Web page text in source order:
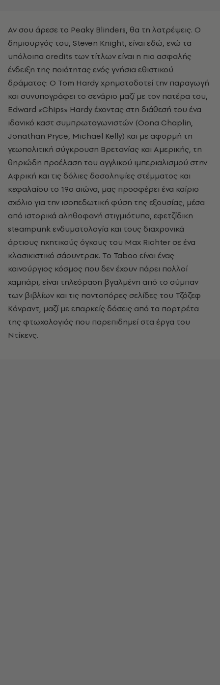
Αν σου άρεσε το Peaky Blinders, θα τη λατρέψεις. Ο
δημιουργός του, Steven Knight, είναι εδώ, ενώ τα
υπόλοιπα credits των τίτλων είναι η πιο ασφαλής
ένδειξη της ποιότητας ενός γνήσια εθιστικού
δράματος: Ο Tom Hardy χρηματοδοτεί την παραγωγή
και συνυπογράφει το σενάριο μαζί με τον πατέρα του,
Edward «Chips» Hardy έχοντας στη διάθεσή του ένα
ιδανικό καστ συμπρωταγωνιστών (Oona Chaplin,
Jonathan Pryce, Michael Kelly) και με αφορμή τη
γεωπολιτική σύγκρουση Βρετανίας και Αμερικής, τη
θηριώδη προέλαση του αγγλικού ιμπεριαλισμού στην
Αφρική και τις δόλιες δοσοληψίες στέμματος και
κεφαλαίου το 19ο αιώνα, μας προσφέρει ένα καίριο
σχόλιο για την ισοπεδωτική φύση της εξουσίας, μέσα
από ιστορικά αληθοφανή στιγμιότυπα, εφετζίδικη
steampunk ενδυματολογία και τους διαχρονικά
άρτιους ηχητικούς όγκους του Max Richter σε ένα
κλασικιστικό σάουντρακ. Το Taboo είναι ένας
καινούργιος κόσμος που δεν έχουν πάρει πολλοί
χαμπάρι, είναι τηλεόραση βγαλμένη από το σύμπαν
των βιβλίων και τις ποντοπόρες σελίδες του Τζόζεφ
Κόνραντ, μαζί με επαρκείς δόσεις από τα πορτρέτα
της φτωχολογιάς που παρεπιδημεί στα έργα του
Ντίκενς.